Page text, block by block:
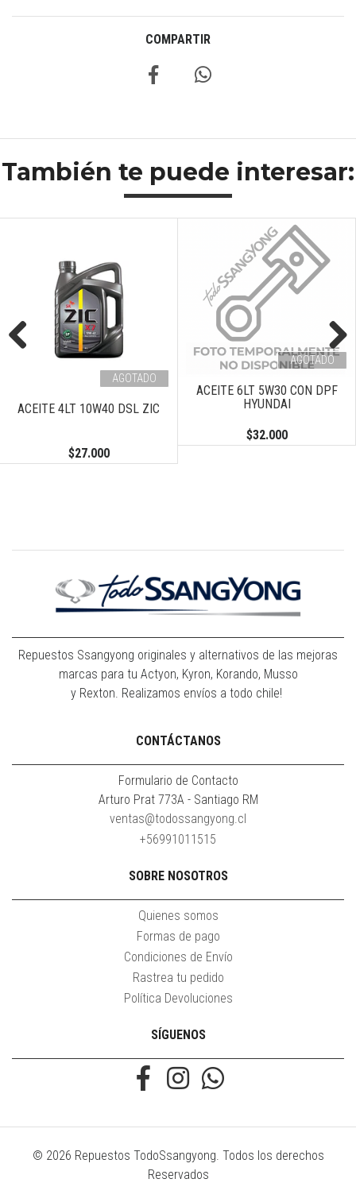
COMPARTIR
También te puede interesar:
AGOTADO
ACEITE 4LT 10W40 DSL ZIC
$27.000
AGOTADO
ACEITE 6LT 5W30 CON DPF
HYUNDAI
$32.000
Repuestos Ssangyong originales y alternativos de las mejoras
marcas para tu Actyon, Kyron, Korando, Musso
y Rexton. Realizamos envíos a todo chile!
CONTÁCTANOS
Formulario de Contacto
Arturo Prat 773A - Santiago RM
ventas@todossangyong.cl
+56991011515
SOBRE NOSOTROS
Quienes somos
Formas de pago
Condiciones de Envío
Rastrea tu pedido
Política Devoluciones
SÍGUENOS
© 2026 Repuestos TodoSsangyong. Todos los derechos
Reservados